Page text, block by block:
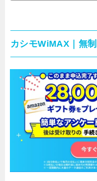
カシモWiMAX｜無